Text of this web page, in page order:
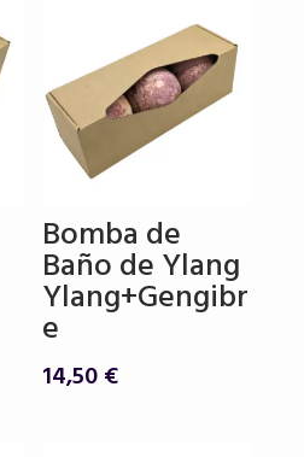
Bomba de
Baño de Ylang
Ylang+Gengibr
e
14,50€